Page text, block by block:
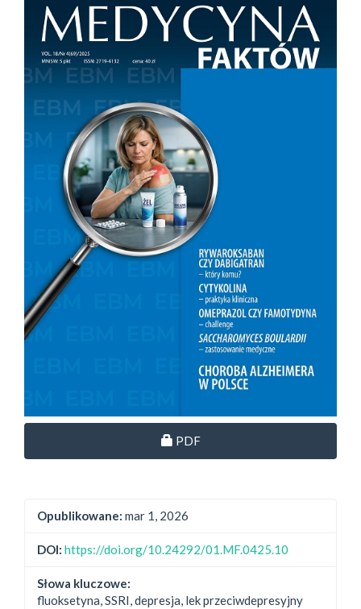
Dostęp przez subskrypcję
PDF
Opublikowane: mar 1, 2026
DOI: https://doi.org/10.24292/01.MF.0425.10
Słowa kluczowe:
fluoksetyna, SSRI, depresja, lek przeciwdepresyjny